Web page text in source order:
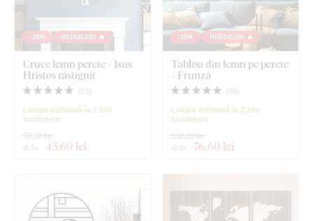
-25% REDUCERI 🔥
Cruce lemn perete - Isus
Hristos răstignit
( 23)
Livrare estimată în 2 zile
lucrătoare
de la 43,60 lei
58,10 lei
-25% REDUCERI 🔥
Tablou din lemn pe perete
- Frunză
( 56 )
Livrare estimată în 2 zile
lucrătoare
de la 76,60 lei
102,20 lei